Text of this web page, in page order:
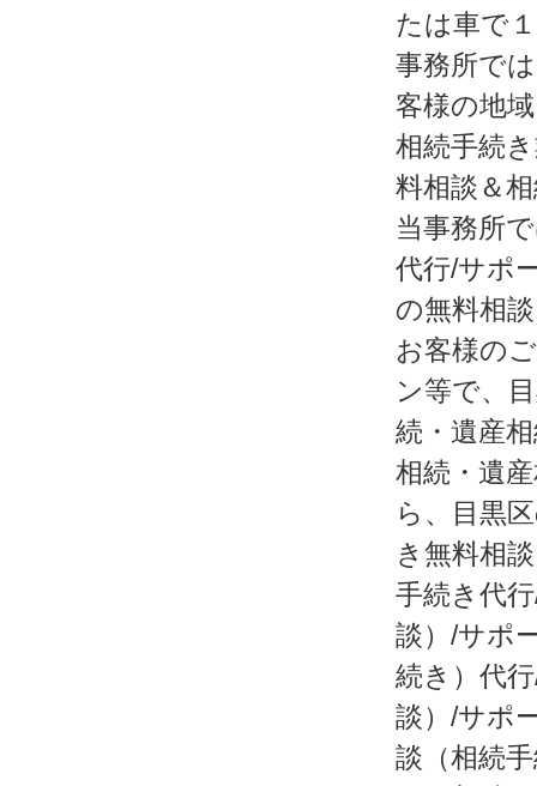
たは車で
事務所で
客様の地
相続手続
料相談＆
当事務所
代行/サポ
の無料相
お客様の
ン等で、
続・遺産
相続・遺
ら、目黒
き無料相
手続き代
談）/サポ
続き）代
談）/サポ
談（相続